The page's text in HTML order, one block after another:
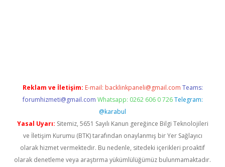
Reklam ve İletişim: E-mail: backlinkpaneli@gmail.com Teams:
forumhizmeti@gmail.com Whatsapp: 0262 606 0 726 Telegram:
@karabul
Yasal Uyarı: Sitemiz, 5651 Sayılı Kanun gereğince Bilgi Teknolojileri
ve İletişim Kurumu (BTK) tarafından onaylanmış bir Yer Sağlayıcı
olarak hizmet vermektedir. Bu nedenle, sitedeki içerikleri proaktif
olarak denetleme veya araştırma yükümlülüğümüz bulunmamaktadır.